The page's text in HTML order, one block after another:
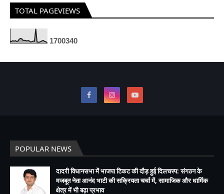
TOTAL PAGEVIEWS
17003 40
POPULAR NEWS
दादरी विधानसभा में भाजपा टिकट की दौड़ हुई दिलचस्प: संगठन के
मजबूत नेता आनंद भाटी की सक्रियता चर्चा में, सामाजिक और धार्मिक
क्षेत्र में भी बढ़ा प्रभाव